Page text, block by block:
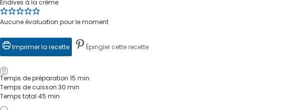
Endives à la crème
Aucune évaluation pour le moment
Imprimer la recette Épingler cette recette
Temps de préparation 15 min
Temps de cuisson 30 min
Temps total 45 min